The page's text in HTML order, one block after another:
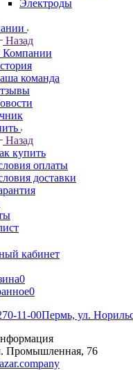
Электроды
Назад
команда
Назад
купить
оплаты
доставки
кабинет
0
0
11-00Пермь, ул.
Промышленная, 76